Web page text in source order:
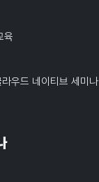
육
우드 네이티브 세미나